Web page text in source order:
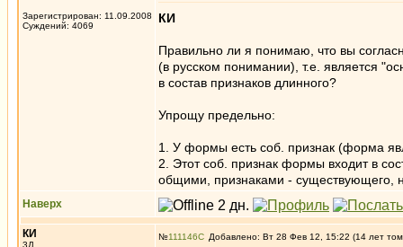
Зарегистрирован: 11.09.2008
Суждений: 4069
КИ
Правильно ли я понимаю, что вы
(в русском понимании), т.е. является
в состав признаков длинного?
Упрощу предельно:
1. У формы есть соб. признак (форма
2. Этот соб. признак формы входит в
общими, признаками - существующего,
Наверх
КИ
3Д
№111146 Добавлено: Вт 28 Фев 12, 15:22 (14 лет